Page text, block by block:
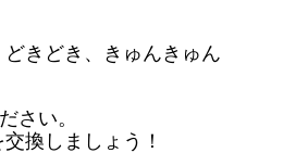
きどき、きゅんきゅん
さい。
換しましょう！